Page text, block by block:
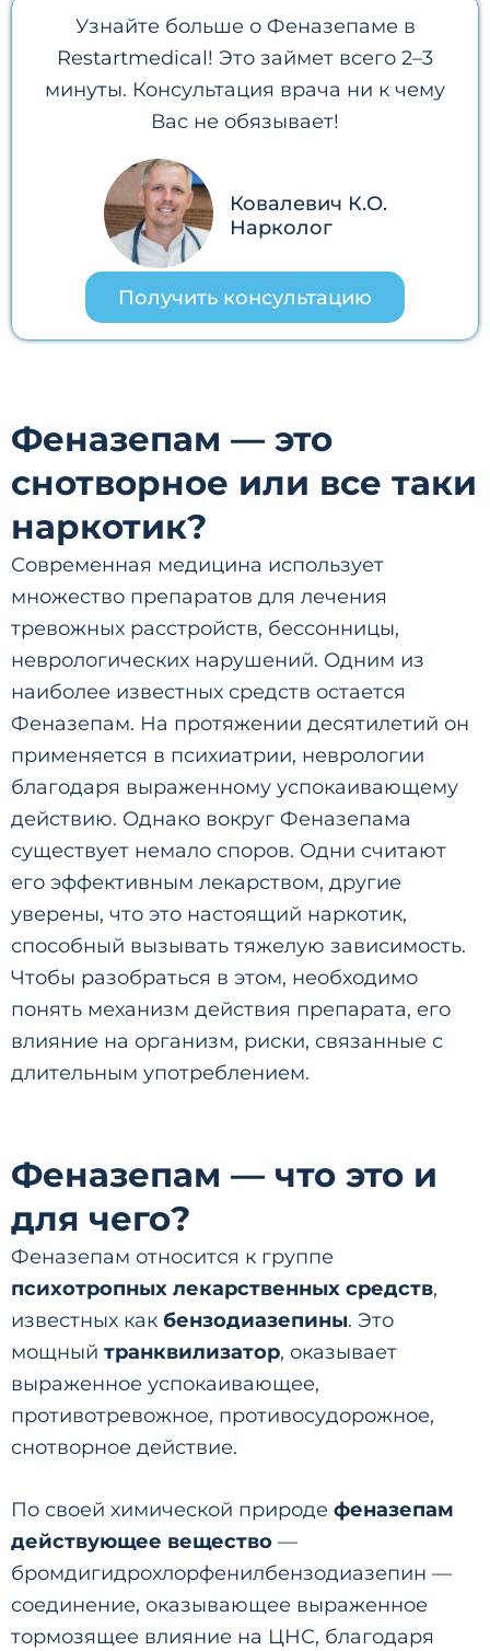
Узнайте больше о Феназепаме в
Restartmedical! Это займет всего 2–3
минуты. Консультация врача ни к чему
Вас не обязывает!
Ковалевич К.О.
Нарколог
Получить консультацию
Феназепам — это
снотворное или все таки
наркотик?
Современная медицина использует
множество препаратов для лечения
тревожных расстройств, бессонницы,
неврологических нарушений. Одним из
наиболее известных средств остается
Феназепам. На протяжении десятилетий он
применяется в психиатрии, неврологии
благодаря выраженному успокаивающему
действию. Однако вокруг Феназепама
существует немало споров. Одни считают
его эффективным лекарством, другие
уверены, что это настоящий наркотик,
способный вызывать тяжелую зависимость.
Чтобы разобраться в этом, необходимо
понять механизм действия препарата, его
влияние на организм, риски, связанные с
длительным употреблением.
Феназепам — что это и
для чего?
Феназепам относится к группе
психотропных лекарственных средств,
известных как бензодиазепины. Это
мощный транквилизатор, оказывает
выраженное успокаивающее,
противотревожное, противосудорожное,
снотворное действие.
По своей химической природе феназепам
действующее вещество —
бромдигидрохлорфенилбензодиазепин —
соединение, оказывающее выраженное
тормозящее влияние на ЦНС, благодаря